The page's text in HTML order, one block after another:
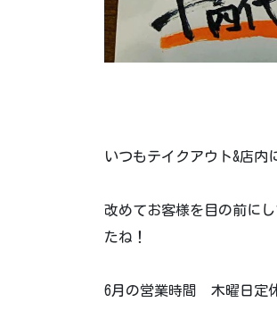
いつもテイクアウト&店内
改めてお客様を目の前に
たね！
6月の営業時間 木曜日定